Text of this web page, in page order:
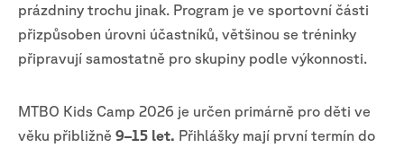
prázdniny trochu jinak. Program je ve sportovní části
přizpůsoben úrovni účastníků, většinou se tréninky
připravují samostatně pro skupiny podle výkonnosti.
MTBO Kids Camp 2026 je určen primárně pro děti ve
věku přibližně 9–15 let. Přihlášky mají první termín do